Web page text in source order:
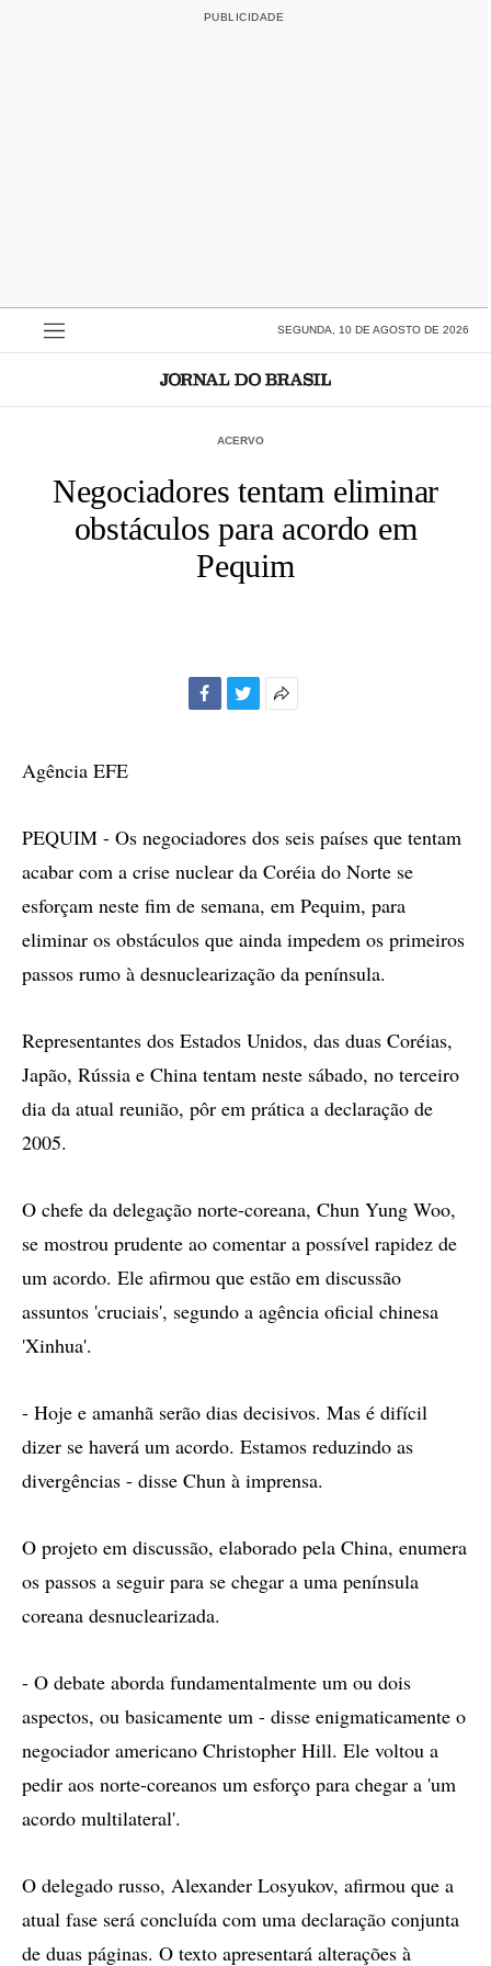
SEGUNDA, 10 DE AGOSTO DE 2026
ACERVO
Negociadores tentam eliminar
obstáculos para acordo em
Pequim
Agência EFE
PEQUIM - Os negociadores dos seis países que tentam
acabar com a crise nuclear da Coréia do Norte se
esforçam neste fim de semana, em Pequim, para
eliminar os obstáculos que ainda impedem os primeiros
passos rumo à desnuclearização da península.
Representantes dos Estados Unidos, das duas Coréias,
Japão, Rússia e China tentam neste sábado, no terceiro
dia da atual reunião, pôr em prática a declaração de
2005.
O chefe da delegação norte-coreana, Chun Yung Woo,
se mostrou prudente ao comentar a possível rapidez de
um acordo. Ele afirmou que estão em discussão
assuntos 'cruciais', segundo a agência oficial chinesa
'Xinhua'.
- Hoje e amanhã serão dias decisivos. Mas é difícil
dizer se haverá um acordo. Estamos reduzindo as
divergências - disse Chun à imprensa.
O projeto em discussão, elaborado pela China, enumera
os passos a seguir para se chegar a uma península
coreana desnuclearizada.
- O debate aborda fundamentalmente um ou dois
aspectos, ou basicamente um - disse enigmaticamente o
negociador americano Christopher Hill. Ele voltou a
pedir aos norte-coreanos um esforço para chegar a 'um
acordo multilateral'.
O delegado russo, Alexander Losyukov, afirmou que a
atual fase será concluída com uma declaração conjunta
de duas páginas. O texto apresentará alterações à